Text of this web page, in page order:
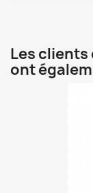
Les
ont